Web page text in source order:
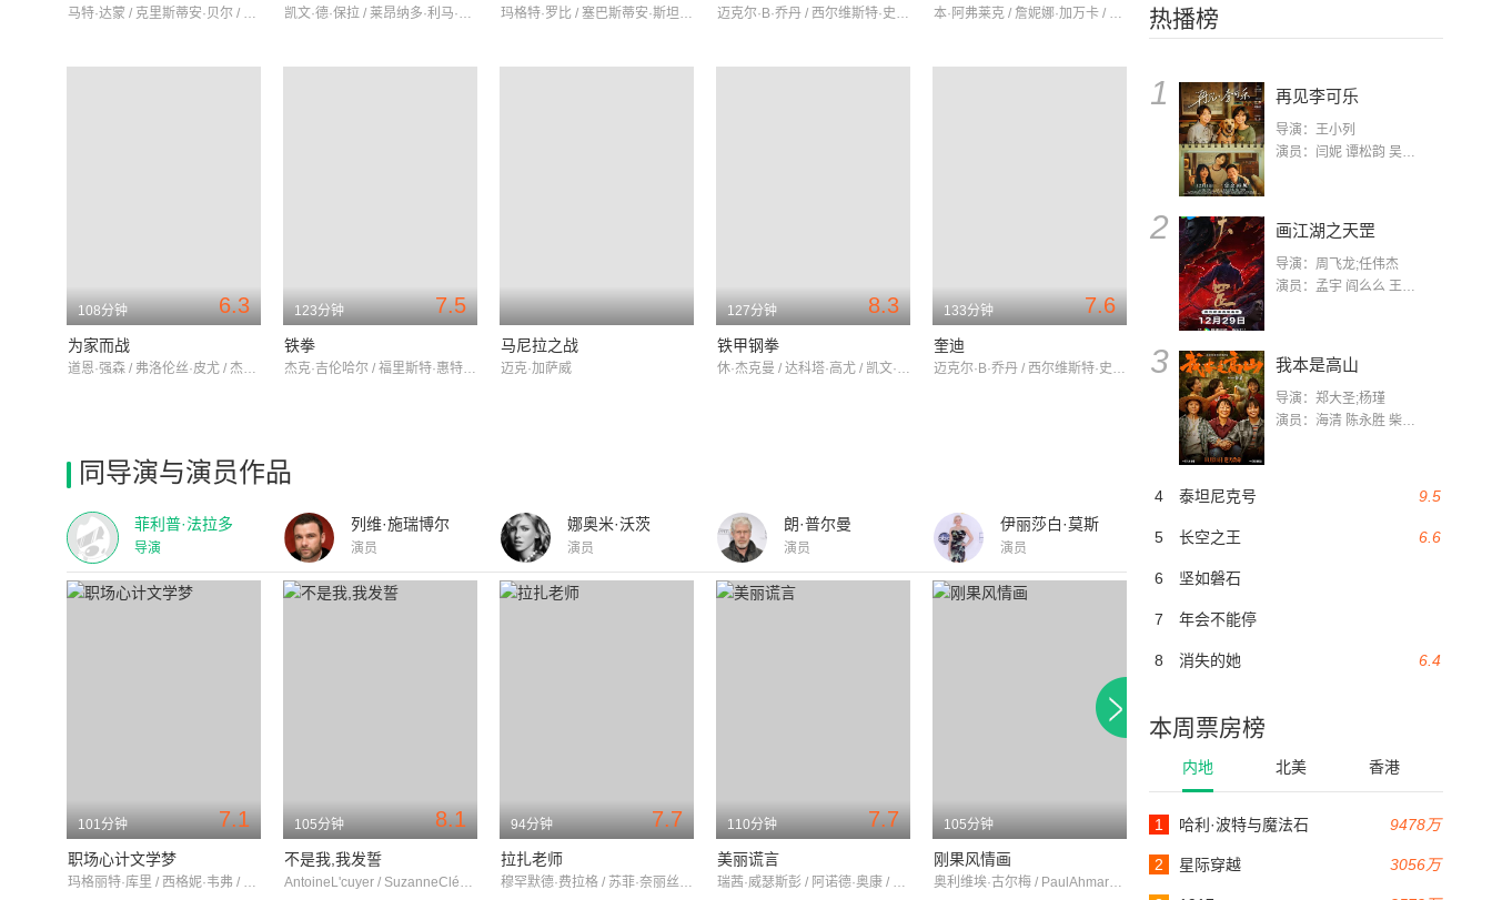
热播榜
1 再见李可乐
导演：王小列
演员：闫妮 谭松韵 吴京 蒋龙 赵小棠 冯雷 李虎城 平安 小七 小可乐
2 画江湖之天罡
导演：周飞龙;任伟杰
演员：孟宇 阎么么 王凯 郭政建 阎萌萌 杨默 高枫 齐斯伽 刘芊含 马程
3 我本是高山
导演：郑大圣;杨瑾
演员：海清 陈永胜 柴烨 王玥婷 万国鹏 美朵达瓦 赵瑞婷 罗解艳 郭莉娜 潘家艳
9.5
4 泰坦尼克号
6.6
5 长空之王
6 坚如磐石
7 年会不能停
6.4
8 消失的她
本周票房榜
内地 北美 香港
9478万
1 哈利·波特与魔法石
3056万
2 星际穿越
马特·达蒙 / 克里斯蒂安·贝尔 / 乔什·卢卡斯 凯文·德·保拉 / 莱昂纳多·利马·卡瓦柳 / 塞乌·乔奇 玛格特·罗比 / 塞巴斯蒂安·斯坦 / 艾莉森·詹尼 迈克尔·B·乔丹 / 西尔维斯特·史泰龙 / 泰莎·汤普森 本·阿弗莱克 / 詹妮娜·加万卡 / 麦可拉·沃金丝
6.3
108分钟
为家而战
道恩·强森 / 弗洛伦丝·皮尤 / 杰克·劳登
7.5
123分钟
铁拳
杰克·吉伦哈尔 / 福里斯特·惠特克 / 瑞秋·麦克亚当斯
马尼拉之战
迈克·加萨威
8.3
127分钟
铁甲钢拳
休·杰克曼 / 达科塔·高尤 / 凯文·杜兰
7.6
133分钟
奎迪
迈克尔·B·乔丹 / 西尔维斯特·史泰龙 / 泰莎·汤普森
同导演与演员作品
菲利普·法拉多
导演
列维·施瑞博尔
演员
娜奥米·沃茨
演员
朗·普尔曼
演员
伊丽莎白·莫斯
演员
7.1
101分钟
职场心计文学梦
玛格丽特·库里 / 西格妮·韦弗 / 道格拉斯·布斯
8.1
105分钟
不是我,我发誓
AntoineL'cuyer / SuzanneClément / DanielBrière
7.7
94分钟
拉扎老师
穆罕默德·费拉格 / 苏菲·奈丽丝 / milienNéron
7.7
110分钟
美丽谎言
瑞茜·威瑟斯彭 / 阿诺德·奥康 / 格·达尼
105分钟
刚果风情画
奥利维埃·古尔梅 / PaulAhmarani / 让-皮埃尔·卡塞尔
7.2
108分钟
跟着吉博德议员实习